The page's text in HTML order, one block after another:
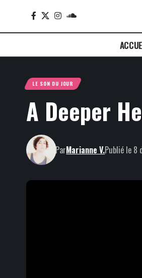
LE SON DU JOUR
A Deeper
ParMarianne V.Publié le 8